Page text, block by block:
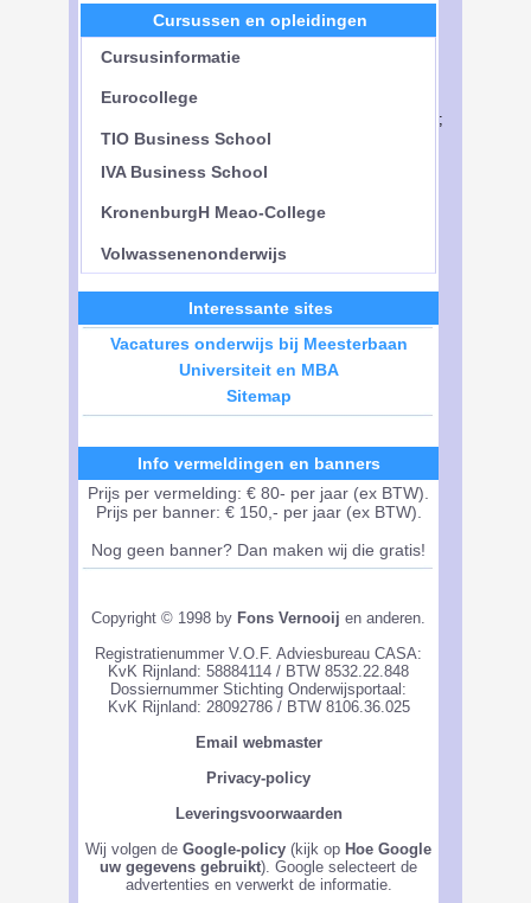
Cursussen en opleidingen
Cursusinformatie
Eurocollege
TIO Business School
IVA Business School
KronenburgH Meao-College
Volwassenenonderwijs
Interessante sites
Vacatures onderwijs bij Meesterbaan
Universiteit en MBA
Sitemap
Info vermeldingen en banners
Prijs per vermelding: € 80- per jaar (ex BTW).
Prijs per banner: € 150,- per jaar (ex BTW).
Nog geen banner? Dan maken wij die gratis!
Copyright © 1998 by Fons Vernooij en anderen.
Registratienummer V.O.F. Adviesbureau CASA:
KvK Rijnland: 58884114 / BTW 8532.22.848
Dossiernummer Stichting Onderwijsportaal:
KvK Rijnland: 28092786 / BTW 8106.36.025
Email webmaster
Privacy-policy
Leveringsvoorwaarden
Wij volgen de Google-policy (kijk op Hoe Google
uw gegevens gebruikt). Google selecteert de
advertenties en verwerkt de informatie.
;